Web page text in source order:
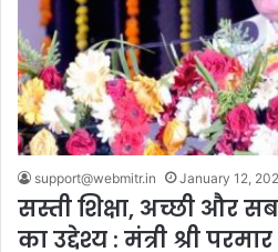
support@webmitr.in January 12,
सस्ती शिक्षा, अच्छी और
का उद्देश्य : मंत्री श्री परमार